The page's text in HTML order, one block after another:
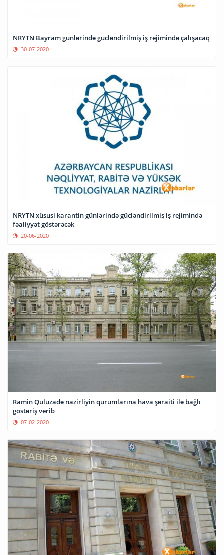
NRYTN Bayram günlərində gücləndirilmiş iş rejimində çalışacaq
30-07-2020
NRYTN xüsusi karantin günlərində gücləndirilmiş iş rejimində
fəaliyyət göstərəcək
20-06-2020
Ramin Quluzadə nazirliyin qurumlarına hava şəraiti ilə bağlı
göstəriş verib
07-02-2020